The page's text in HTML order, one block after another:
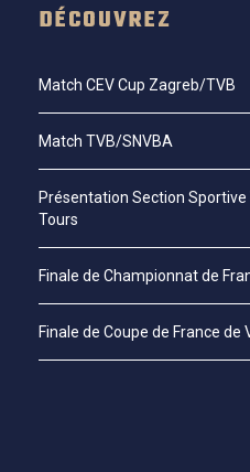
DÉCOUVREZ
Match CEV Cup Zagreb/TVB
Match TVB/SNVBA
Présentation Section Sportive
Tours
Finale de Championnat de
Finale de Coupe de France de